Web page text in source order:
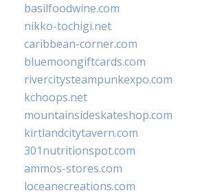
basilfoodwine.com
nikko-tochigi.net
caribbean-corner.com
bluemoongiftcards.com
rivercitysteampunkexpo.com
kchoops.net
mountainsideskateshop.com
kirtlandcitytavern.com
301nutritionspot.com
ammos-stores.com
loceanecreations.com